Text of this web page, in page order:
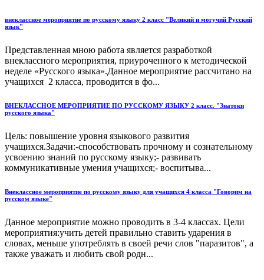
внеклассное мероприятие по русскому языку 2 класс "Великий и могучий Русский
язык"
Представленная мною работа является разработкой
внеклассного мероприятия, приуроченного к методической
неделе «Русского языка».Данное мероприятие рассчитано на
учащихся 2 класса, проводится в фо...
ВНЕКЛАССНОЕ МЕРОПРИЯТИЕ ПО РУССКОМУ ЯЗЫКУ 2 класс. "Знатоки
русского языка"
Цель: повышение уровня языкового развития
учащихся.Задачи:-способствовать прочному и сознательному
усвоению знаний по русскому языку;- развивать
коммуникативные умения учащихся;- воспитыва...
Внеклассное мероприятие по русскому языку для учащихся 4 класса "Говорим на
русском языке"
Данное мероприятие можно проводить в 3-4 классах. Цели
мероприятия:учить детей правильно ставить ударения в
словах, меньше употреблять в своей речи слов "паразитов", а
также уважать и любить свой родн...